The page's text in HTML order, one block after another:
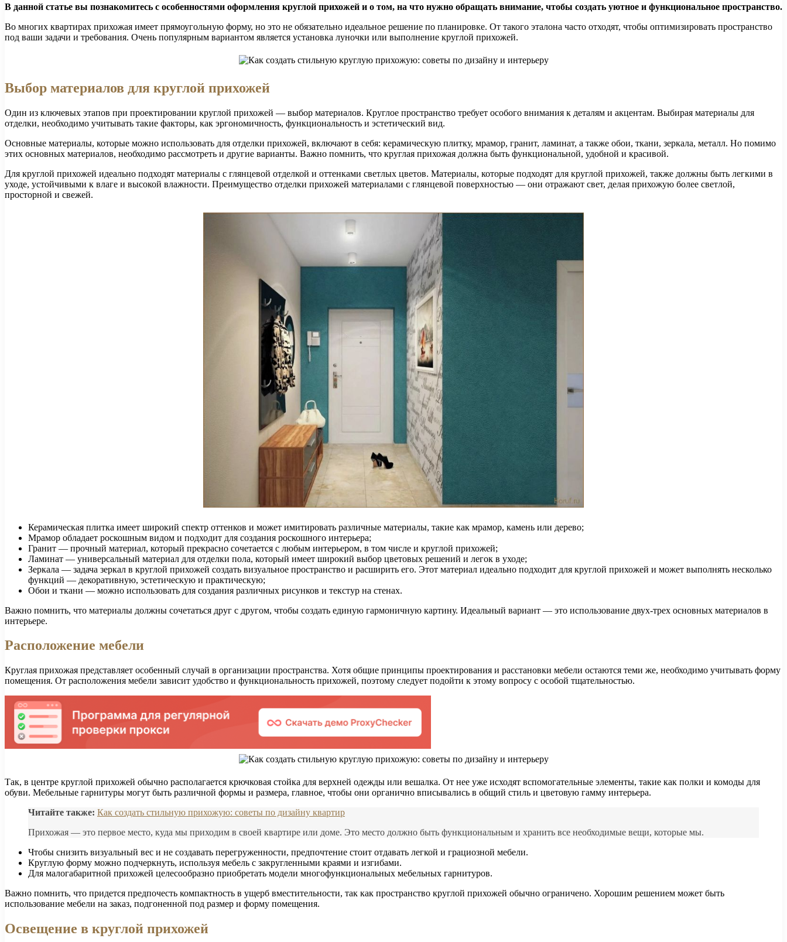
В данной статье вы познакомитесь с особенностями оформления круглой прихожей и о том, на что нужно обращать внимание, чтобы создать уютное и функциональное пространство.
Во многих квартирах прихожая имеет прямоугольную форму, но это не обязательно идеальное решение по планировке. От такого эталона часто отходят, чтобы оптимизировать пространство
под ваши задачи и требования. Очень популярным вариантом является установка луночки или выполнение круглой прихожей.
Выбор материалов для круглой прихожей
Один из ключевых этапов при проектировании круглой прихожей — выбор материалов. Круглое пространство требует особого внимания к деталям и акцентам. Выбирая материалы для
отделки, необходимо учитывать такие факторы, как эргономичность, функциональность и эстетический вид.
Основные материалы, которые можно использовать для отделки прихожей, включают в себя: керамическую плитку, мрамор, гранит, ламинат, а также обои, ткани, зеркала, металл. Но помимо
этих основных материалов, необходимо рассмотреть и другие варианты. Важно помнить, что круглая прихожая должна быть функциональной, удобной и красивой.
Для круглой прихожей идеально подходят материалы с глянцевой отделкой и оттенками светлых цветов. Материалы, которые подходят для круглой прихожей, также должны быть легкими в
уходе, устойчивыми к влаге и высокой влажности. Преимущество отделки прихожей материалами с глянцевой поверхностью — они отражают свет, делая прихожую более светлой,
просторной и свежей.
Керамическая плитка имеет широкий спектр оттенков и может имитировать различные материалы, такие как мрамор, камень или дерево;
Мрамор обладает роскошным видом и подходит для создания роскошного интерьера;
Гранит — прочный материал, который прекрасно сочетается с любым интерьером, в том числе и круглой прихожей;
Ламинат — универсальный материал для отделки пола, который имеет широкий выбор цветовых решений и легок в уходе;
Зеркала — задача зеркал в круглой прихожей создать визуальное пространство и расширить его. Этот материал идеально подходит для круглой прихожей и может выполнять несколько
функций — декоративную, эстетическую и практическую;
Обои и ткани — можно использовать для создания различных рисунков и текстур на стенах.
Важно помнить, что материалы должны сочетаться друг с другом, чтобы создать единую гармоничную картину. Идеальный вариант — это использование двух-трех основных материалов в
интерьере.
Расположение мебели
Круглая прихожая представляет особенный случай в организации пространства. Хотя общие принципы проектирования и расстановки мебели остаются теми же, необходимо учитывать форму
помещения. От расположения мебели зависит удобство и функциональность прихожей, поэтому следует подойти к этому вопросу с особой тщательностью.
Так, в центре круглой прихожей обычно располагается крючковая стойка для верхней одежды или вешалка. От нее уже исходят вспомогательные элементы, такие как полки и комоды для
обуви. Мебельные гарнитуры могут быть различной формы и размера, главное, чтобы они органично вписывались в общий стиль и цветовую гамму интерьера.
Читайте также: Как создать стильную прихожую: советы по дизайну квартир
Прихожая — это первое место, куда мы приходим в своей квартире или доме. Это место должно быть функциональным и хранить все необходимые вещи, которые мы.
Чтобы снизить визуальный вес и не создавать перегруженности, предпочтение стоит отдавать легкой и грациозной мебели.
Круглую форму можно подчеркнуть, используя мебель с закругленными краями и изгибами.
Для малогабаритной прихожей целесообразно приобретать модели многофункциональных мебельных гарнитуров.
Важно помнить, что придется предпочесть компактность в ущерб вместительности, так как пространство круглой прихожей обычно ограничено. Хорошим решением может быть
использование мебели на заказ, подгоненной под размер и форму помещения.
Освещение в круглой прихожей